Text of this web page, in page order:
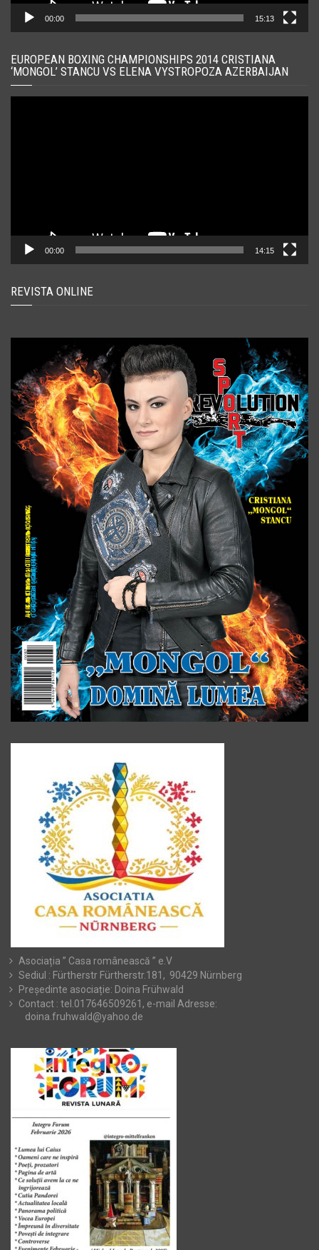
00:00 15:13
EUROPEAN BOXING CHAMPIONSHIPS 2014 CRISTIANA
‘MONGOL’ STANCU VS ELENA VYSTROPOZA AZERBAIJAN
00:00 14:15
REVISTA ONLINE
Asociația ” Casa românească ” e.V
Sediul : Fürtherstr Fürtherstr.181, 90429 Nürnberg
Președinte asociație: Doina Frühwald
Contact : tel.017646509261, e-mail Adresse:
doina.fruhwald@yahoo.de